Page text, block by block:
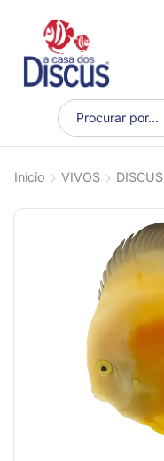
Início VIVOS DISCUS